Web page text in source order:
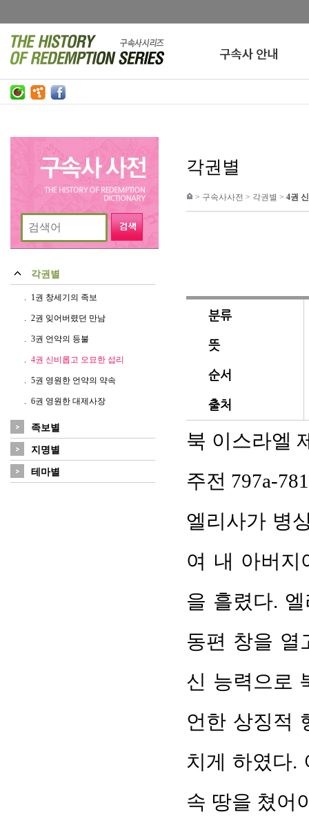
각권별
1권 창세기의 족보
2권 잊어버렸던 만남
3권 언약의 등불
4권 신비롭고 오묘한 섭리
5권 영원한 언약의 약속
6권 영원한 대제사장
족보별
지명별
테마별
각권별
> 구속사사전 > 각권별 > 4권
분류
뜻
순서
출처
북 이스라엘
주전 797a-
엘리사가 병
여 내 아버지
을 흘렸다.
동편 창을 열
신 능력으로
언한 상징적
치게 하였다.
속 땅을 쳤어